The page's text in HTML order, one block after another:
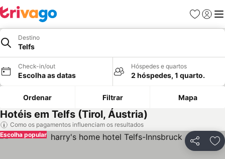
Favoritos
Iniciar
Destino
Telfs
Check-in/out
Escolha as datas
Hóspedes e quartos
2 hóspedes, 1 quarto.
Ordenar Filtrar Mapa
Hotéis em Telfs (Tirol, Áustria)
Como os pagamentos influenciam os resultados
Partilhar
Escolha popular